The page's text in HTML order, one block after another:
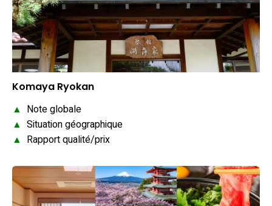
Komaya Ryokan
▲ Note globale
▲ Situation géographique
▲ Rapport qualité/prix